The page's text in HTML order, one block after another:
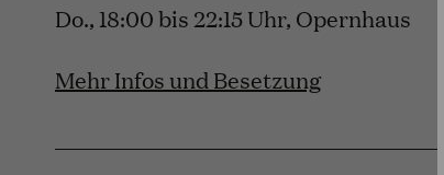
Do., 18:00 bis 22:15 Uhr, Opernhaus
Mehr Infos und Besetzung